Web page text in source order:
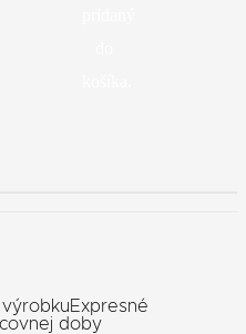
Expresné
doby